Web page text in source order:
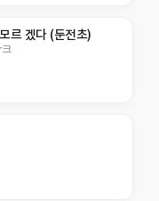
르 겠다 (둔전초)